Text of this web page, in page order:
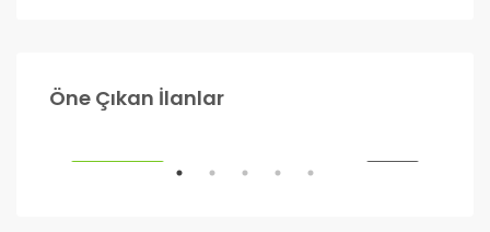
Öne Çıkan İlanlar
990.000₺
Ankara